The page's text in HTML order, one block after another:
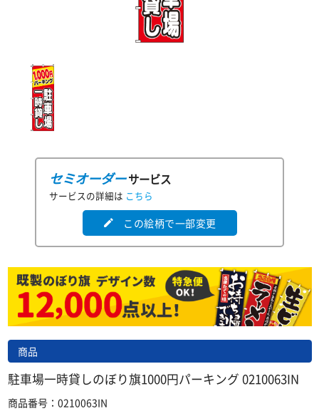
セミオーダーサービス
サービスの詳細は こちら
edit この絵柄で一部変更
商品
駐車場一時貸しのぼり旗1000円パーキング 0210063IN
商品番号：0210063IN